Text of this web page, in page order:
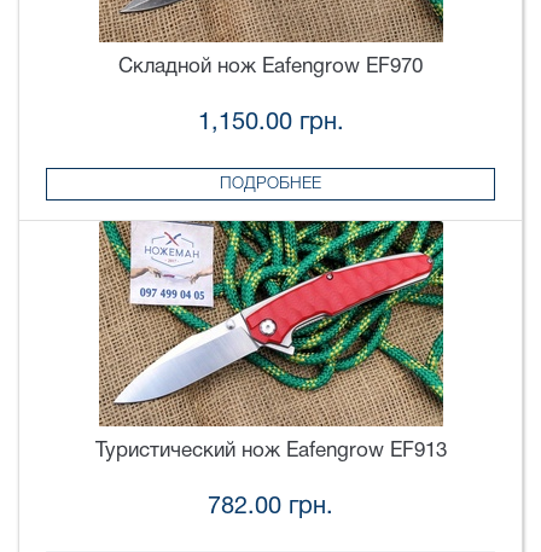
Складной нож Eafengrow EF970
1,150.00 грн.
ПОДРОБНЕЕ
Туристический нож Eafengrow EF913
782.00 грн.